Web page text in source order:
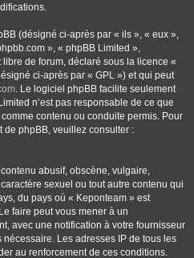
(désigné ci-après par « ils », « eux »,
», « phpBB Limited »,
de forum, déclaré sous la licence «
ci-après par « GPL ») et qui peut
. Le logiciel phpBB facilite seulement
n’est pas responsable de ce que
contenu ou conduite permis. Pour
de phpBB, veuillez consulter :
abusif, obscène, vulgaire,
sexuel ou tout autre contenu qui
du pays où « Keponteam » est
faire peut vous mener à un
avec une notification à votre fournisseur
Les adresses IP de tous les
au renforcement de ces conditions.